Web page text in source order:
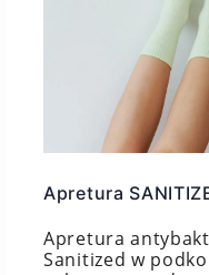
Apretura
Apretura
Sanitized w